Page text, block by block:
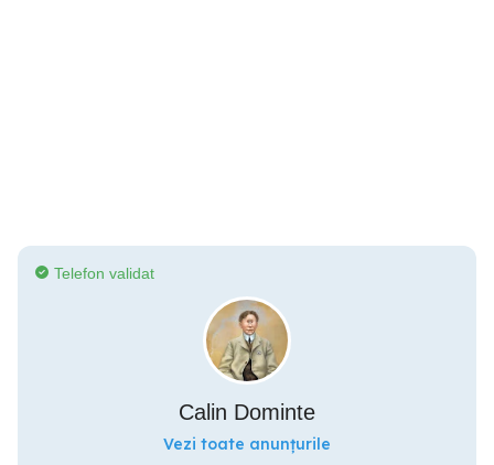
Telefon validat
Calin Dominte
Vezi toate anunțurile